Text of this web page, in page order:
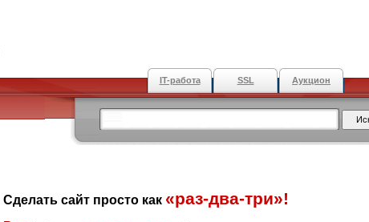
IT-работа SSL Аукцион
Сделать сайт просто как «раз-два-три»!